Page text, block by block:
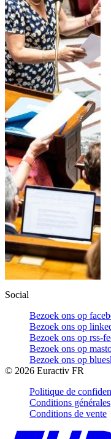
Social
Bezoek ons op
Bezoek ons op
Bezoek ons op rss-
Bezoek ons op
Bezoek ons op
© 2026 Euractiv FR
Politique de
Conditions générales
Conditions de vente